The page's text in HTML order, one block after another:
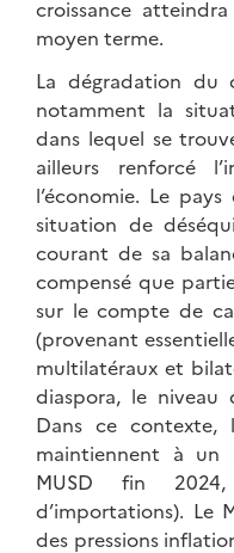
croissance
moyen terme.
La dégradation du
notamment la
dans lequel se
ailleurs renforcé
l’économie. Le
situation de
courant de sa
compensé que
sur le compte de
(provenant
multilatéraux et
diaspora, le niveau
Dans ce contexte,
maintiennent à un
MUSD fin
d’importations). Le
des pressions